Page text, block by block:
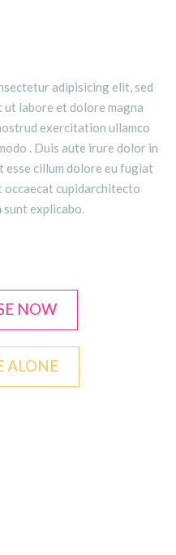
adipisicing elit, sed
ut labore et dolore magna
exercitation ullamco
. Duis aute irure dolor in
cillum dolore eu fugiat
occaecat cupidarchitecto
explicabo.
NOW
ALONE